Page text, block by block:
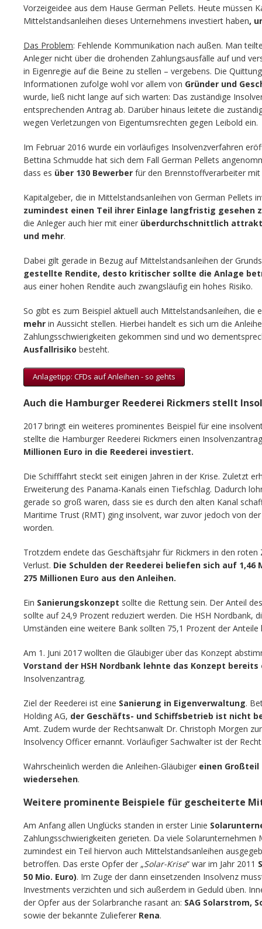
Vorzeigeidee aus dem Hause German Pellets. Heute müssen
Mittelstandsanleihen dieses Unternehmens investiert haben,
Das Problem: Fehlende Kommunikation nach außen. Man
Anleger nicht über die drohenden Zahlungsausfälle auf und
in Eigenregie auf die Beine zu stellen – vergebens. Die
Informationen zufolge wohl vor allem von Gründer und
wurde, ließ nicht lange auf sich warten: Das zuständige
entsprechenden Antrag ab. Darüber hinaus leitete die
wegen Verletzungen von Eigentumsrechten gegen Leibold ein.
Im Februar 2016 wurde ein vorläufiges Insolvenzverfahren
Bettina Schmudde hat sich dem Fall German Pellets
dass es über 130 Bewerber für den Brennstoffverarbeiter mit
Kapitalgeber, die in Mittelstandsanleihen von German Pellets
zumindest einen Teil ihrer Einlage langfristig gesehen
die Anleger auch hier mit einer überdurchschnittlich
und mehr.
Dabei gilt gerade in Bezug auf Mittelstandsanleihen der
gestellte Rendite, desto kritischer sollte die Anlage
aus einer hohen Rendite auch zwangsläufig ein hohes Risiko.
So gibt es zum Beispiel aktuell auch Mittelstandsanleihen, die
mehr in Aussicht stellen. Hierbei handelt es sich um die
Zahlungsschwierigkeiten gekommen sind und wo
Ausfallrisiko besteht.
Anlagetipp: CFDs auf Anleihen - so gehts
Auch die Hamburger Reederei Rickmers stellt
2017 bringt ein weiteres prominentes Beispiel für eine
stellte die Hamburger Reederei Rickmers einen
Millionen Euro in die Reederei investiert.
Die Schifffahrt steckt seit einigen Jahren in der Krise. Zuletzt
Erweiterung des Panama-Kanals einen Tiefschlag. Dadurch
gerade so groß waren, dass sie es durch den alten Kanal
Maritime Trust (RMT) ging insolvent, war zuvor jedoch von
worden.
Trotzdem endete das Geschäftsjahr für Rickmers in den
Verlust. Die Schulden der Reederei beliefen sich auf
275 Millionen Euro aus den Anleihen.
Ein Sanierungskonzept sollte die Rettung sein. Der Anteil
sollte auf 24,9 Prozent reduziert werden. Die HSH Nordbank,
Umständen eine weitere Bank sollten 75,1 Prozent der Anteile
Am 1. Juni 2017 wollten die Gläubiger über das Konzept
Vorstand der HSH Nordbank lehnte das Konzept
Insolvenzantrag.
Ziel der Reederei ist eine Sanierung in Eigenverwaltung.
Holding AG, der Geschäfts- und Schiffsbetrieb ist nicht
Amt. Zudem wurde der Rechtsanwalt Dr. Christoph Morgen
Insolvency Officer ernannt. Vorläufiger Sachwalter ist der
Wahrscheinlich werden die Anleihen-Gläubiger einen
wiedersehen.
Weitere prominente Beispiele für gescheiterte
Am Anfang allen Unglücks standen in erster Linie
Zahlungsschwierigkeiten gerieten. Da viele
zumindest ein Teil hiervon auch Mittelstandsanleihen
betroffen. Das erste Opfer der „Solar-Krise“ war im Jahr 2011
50 Mio. Euro). Im Zuge der dann einsetzenden Insolvenz
Investments verzichten und sich außerdem in Geduld üben.
der Opfer aus der Solarbranche rasant an: SAG Solarstrom,
sowie der bekannte Zulieferer Rena.